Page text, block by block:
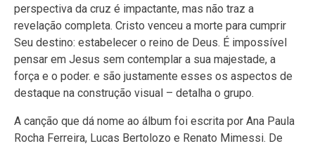
perspectiva da cruz é impactante, mas não traz a
revelação completa. Cristo venceu a morte para cumprir
Seu destino: estabelecer o reino de Deus. É impossível
pensar em Jesus sem contemplar a sua majestade, a
força e o poder. e são justamente esses os aspectos de
destaque na construção visual – detalha o grupo.
A canção que dá nome ao álbum foi escrita por Ana Paula
Rocha Ferreira, Lucas Bertolozo e Renato Mimessi. De